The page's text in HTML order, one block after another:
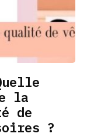
la
de
?